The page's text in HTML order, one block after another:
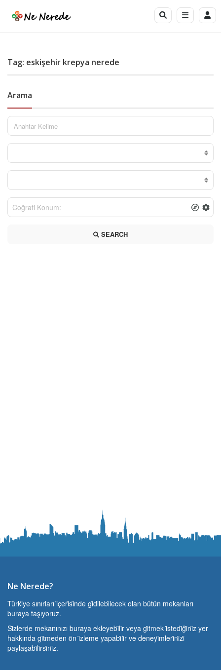
Tag: eskişehir krepya nerede
Arama
SEARCH
Ne Nerede?
Türki̇ye sınırları i̇çeri̇si̇nde gi̇di̇lebi̇lecek olan bütün mekanları
buraya taşıyoruz.
Si̇zlerde mekanınızı buraya ekleyebi̇li̇r veya gi̇tmek i̇stedi̇ği̇ni̇z yer
hakkında gi̇tmeden ön i̇zleme yapabi̇li̇r ve deneyi̇mleri̇ni̇zi̇
paylaşabi̇li̇rsi̇ni̇z.